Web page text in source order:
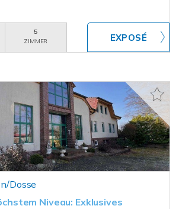
5
ZIMMER
Dosse
Niveau: Exklusives